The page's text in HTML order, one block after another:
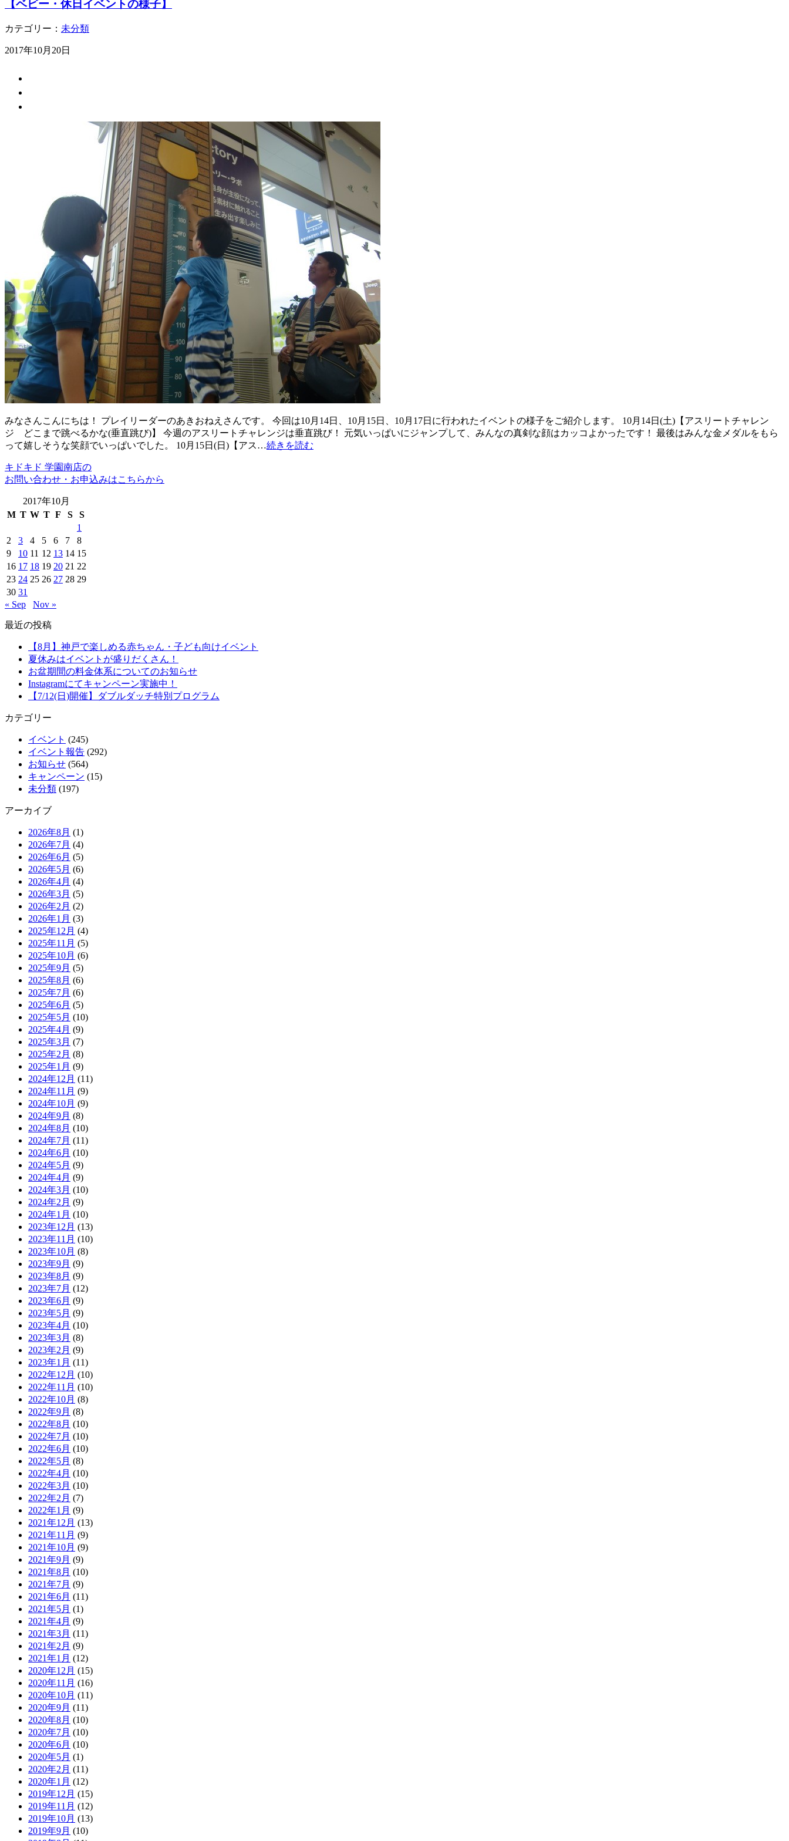
【ベビー・休日イベントの様子】
カテゴリー： 未分類
2017年10月20日
みなさんこんにちは！ プレイリーダーのあきおねえさんです。 今回は10月14日、10月15日、10月17日に行われたイベントの様子をご紹介します。 10月14日(土)【アスリートチャレン
ジ どこまで跳べるかな(垂直跳び)】 今週のアスリートチャレンジは垂直跳び！ 元気いっぱいにジャンプして、みんなの真剣な顔はカッコよかったです！ 最後はみんな金メダルをもら
って嬉しそうな笑顔でいっぱいでした。 10月15日(日)【アス…続きを読む
キドキド 学園南店の
お問い合わせ・お申込みはこちらから
2017年10月
M T W T F S
S
1
2
3 4 5 6 7
8
9
10 11 12 13 14 15
16 17 18 19 20 21 22
23 24 25 26 27 28 29
30 31
« Sep
Nov »
最近の投稿
【8月】神戸で楽しめる赤ちゃん・子ども向けイベント
夏休みはイベントが盛りだくさん！
お盆期間の料金体系についてのお知らせ
Instagramにてキャンペーン実施中！
【7/12(日)開催】ダブルダッチ特別プログラム
カテゴリー
イベント (245)
イベント報告 (292)
お知らせ (564)
キャンペーン (15)
未分類 (197)
アーカイブ
2026年8月 (1)
2026年7月 (4)
2026年6月 (5)
2026年5月 (6)
2026年4月 (4)
2026年3月 (5)
2026年2月 (2)
2026年1月 (3)
2025年12月 (4)
2025年11月 (5)
2025年10月 (6)
2025年9月 (5)
2025年8月 (6)
2025年7月 (6)
2025年6月 (5)
2025年5月 (10)
2025年4月 (9)
2025年3月 (7)
2025年2月 (8)
2025年1月 (9)
2024年12月 (11)
2024年11月 (9)
2024年10月 (9)
2024年9月 (8)
2024年8月 (10)
2024年7月 (11)
2024年6月 (10)
2024年5月 (9)
2024年4月 (9)
2024年3月 (10)
2024年2月 (9)
2024年1月 (10)
2023年12月 (13)
2023年11月 (10)
2023年10月 (8)
2023年9月 (9)
2023年8月 (9)
2023年7月 (12)
2023年6月 (9)
2023年5月 (9)
2023年4月 (10)
2023年3月 (8)
2023年2月 (9)
2023年1月 (11)
2022年12月 (10)
2022年11月 (10)
2022年10月 (8)
2022年9月 (8)
2022年8月 (10)
2022年7月 (10)
2022年6月 (10)
2022年5月 (8)
2022年4月 (10)
2022年3月 (10)
2022年2月 (7)
2022年1月 (9)
2021年12月 (13)
2021年11月 (9)
2021年10月 (9)
2021年9月 (9)
2021年8月 (10)
2021年7月 (9)
2021年6月 (11)
2021年5月 (1)
2021年4月 (9)
2021年3月 (11)
2021年2月 (9)
2021年1月 (12)
2020年12月 (15)
2020年11月 (16)
2020年10月 (11)
2020年9月 (11)
2020年8月 (10)
2020年7月 (10)
2020年6月 (10)
2020年5月 (1)
2020年2月 (11)
2020年1月 (12)
2019年12月 (15)
2019年11月 (12)
2019年10月 (13)
2019年9月 (10)